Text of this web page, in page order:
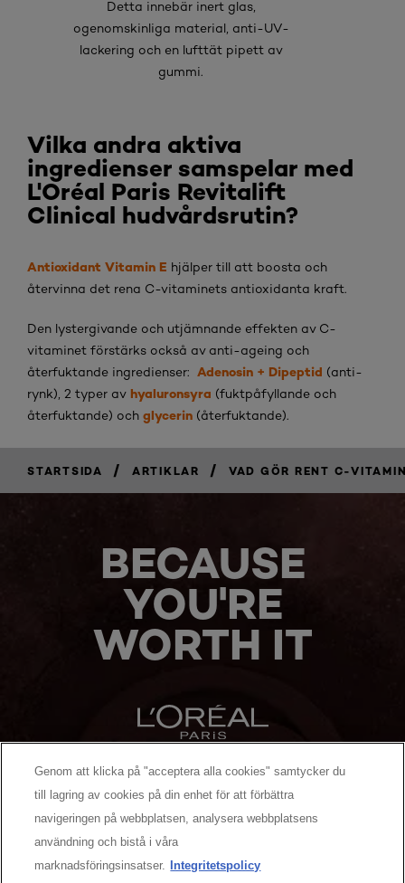
Detta innebär inert glas,
ogenomskinliga material, anti-UV-
lackering och en lufttät pipett av
gummi.
Vilka andra aktiva
ingredienser samspelar med
L'Oréal Paris Revitalift
Clinical hudvårdsrutin?
Antioxidant Vitamin E hjälper till att boosta och
återvinna det rena C-vitaminets antioxidanta kraft.
Den lystergivande och utjämnande effekten av C-
vitaminet förstärks också av anti-ageing och
återfuktande ingredienser: Adenosin + Dipeptid (anti-
rynk), 2 typer av hyaluronsyra (fuktpåfyllande och
återfuktande) och glycerin (återfuktande).
STARTSIDA / ARTIKLAR / VAD GÖR RENT C-
BECAUSE
YOU'RE
WORTH IT
MANUFACTURER/RESPONSIBLE PERSON:
MER ATT UPPTÄCKA
Genom att klicka på "acceptera alla cookies" samtycker du
till lagring av cookies på din enhet för att förbättra
navigeringen på webbplatsen, analysera webbplatsens
användning och bistå i våra
marknadsföringsinsatser.
Integritetspolicy